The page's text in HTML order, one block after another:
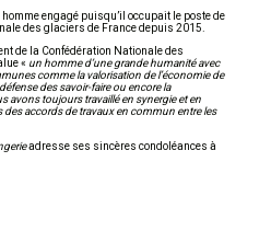
engagé puisqu’il occupait le poste de
des glaciers de France depuis 2015.
de la Confédération Nationale des
« un homme d’une grande humanité avec
comme la valorisation de l’économie de
des savoir-faire ou encore la
avons toujours travaillé en synergie et en
accords de travaux en commun entre les
adresse ses sincères condoléances à